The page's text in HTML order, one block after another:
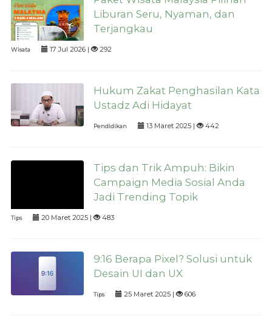
Liburan Seru, Nyaman, dan
Terjangkau
Wisata 17 Jul 2026 | 292
Hukum Zakat Penghasilan Kata
Ustadz Adi Hidayat
Pendidikan 13 Maret 2025 | 442
Tips dan Trik Ampuh: Bikin
Campaign Media Sosial Anda
Jadi Trending Topik
Tips 20 Maret 2025 | 483
9:16 Berapa Pixel? Solusi untuk
Desain UI dan UX
Tips 25 Maret 2025 | 606